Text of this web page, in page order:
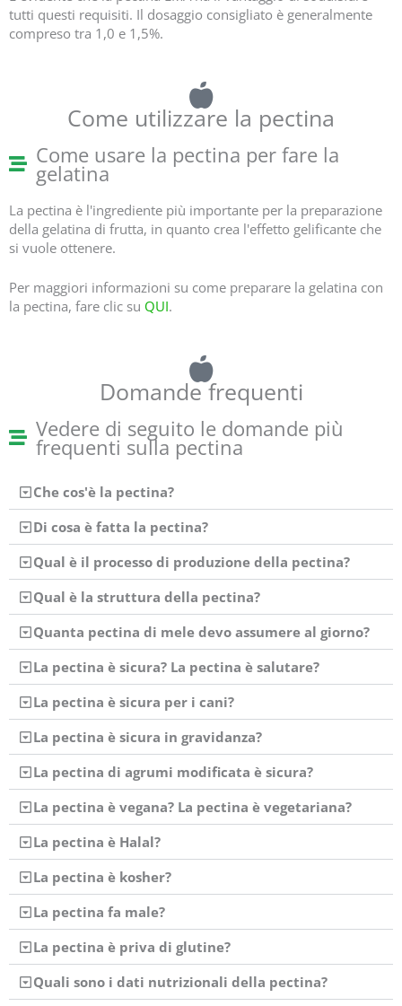
tutti questi requisiti. Il dosaggio consigliato è generalmente
compreso tra 1,0 e 1,5%.
Come utilizzare la pectina
Come usare la pectina per fare la
gelatina
La pectina è l'ingrediente più importante per la preparazione
della gelatina di frutta, in quanto crea l'effetto gelificante che
si vuole ottenere.
Per maggiori informazioni su come preparare la gelatina con
la pectina, fare clic su QUI.
Domande frequenti
Vedere di seguito le domande più
frequenti sulla pectina
Che cos'è la pectina?
Di cosa è fatta la pectina?
Qual è il processo di produzione della pectina?
Qual è la struttura della pectina?
Quanta pectina di mele devo assumere al giorno?
La pectina è sicura? La pectina è salutare?
La pectina è sicura per i cani?
La pectina è sicura in gravidanza?
La pectina di agrumi modificata è sicura?
La pectina è vegana? La pectina è vegetariana?
La pectina è Halal?
La pectina è kosher?
La pectina fa male?
La pectina è priva di glutine?
Quali sono i dati nutrizionali della pectina?